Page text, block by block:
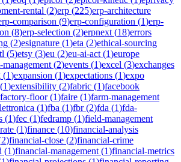
rental (2)erp (225)erp-architecture
comparison (9)erp-configuration (1)erp-
(8)erp-selection (2)erpnext (18)errors
(2)esignature (1)eta (2)ethical-sourcing
(5)etsy (3)eu (2)eu-ai-act (1)europe
management (2)events (1)excel (3)exchanges
(1)expansion (1)expectations (1)expo
(1)extensibility (2)fabric (1)facebook
factory-floor(1)faire (1)farm-management
(1)fba (1)fbr(2)fda (1)fda-
(1)fec (1)fedramp (1)field-management
(1)finance (10)financial-analysis
2)financial-close (2)financial-crime
(1)financial-management (1)financial-metrics